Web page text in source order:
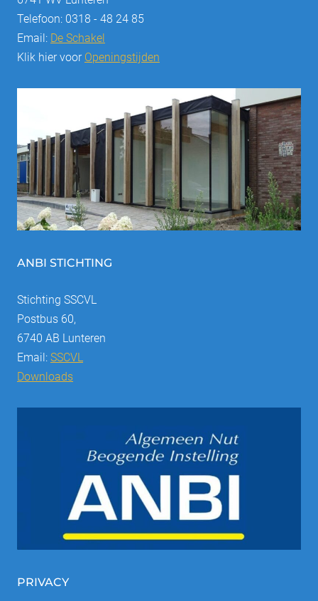
Telefoon: 0318 - 48 24 85
Email: De Schakel
Klik hier voor Openingstijden
ANBI STICHTING
Stichting SSCVL
Postbus 60,
6740 AB Lunteren
Email: SSCVL
Downloads
PRIVACY